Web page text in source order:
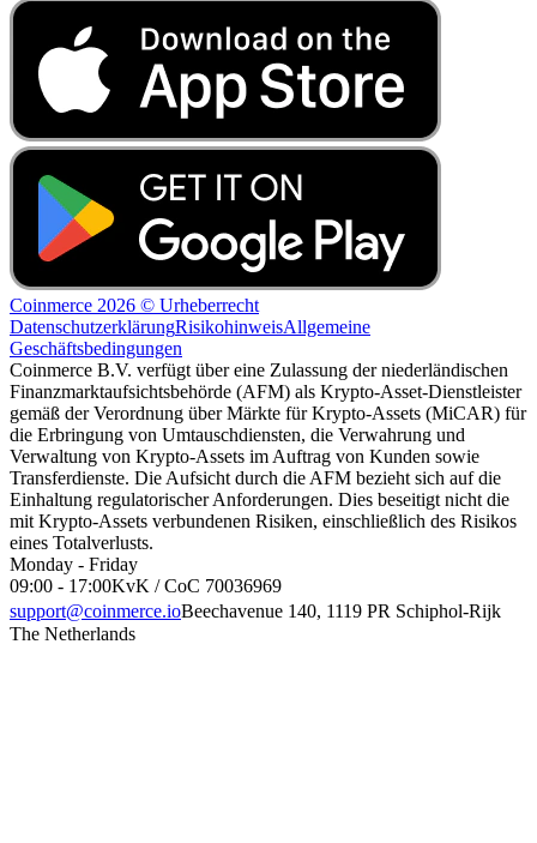
Coinmerce 2026 © Urheberrecht
DatenschutzerklärungRisikohinweisAllgemeine
Geschäftsbedingungen
Coinmerce B.V. verfügt über eine Zulassung der niederländischen
Finanzmarktaufsichtsbehörde (AFM) als Krypto-Asset-Dienstleister
gemäß der Verordnung über Märkte für Krypto-Assets (MiCAR) für
die Erbringung von Umtauschdiensten, die Verwahrung und
Verwaltung von Krypto-Assets im Auftrag von Kunden sowie
Transferdienste. Die Aufsicht durch die AFM bezieht sich auf die
Einhaltung regulatorischer Anforderungen. Dies beseitigt nicht die
mit Krypto-Assets verbundenen Risiken, einschließlich des Risikos
eines Totalverlusts.
Monday - Friday
09:00 - 17:00KvK / CoC 70036969
support@coinmerce.ioBeechavenue 140, 1119 PR Schiphol-Rijk
The Netherlands